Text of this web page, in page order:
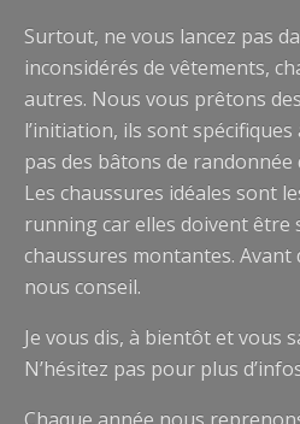
Surtout, ne vous lancez pas
inconsidérés de vêtements,
autres. Nous vous prêtons
l’initiation, ils sont
pas des bâtons de
Les chaussures idéales sont
running car elles doivent être
chaussures montantes. Avant
nous conseil.
Je vous dis, à bientôt et vous
N’hésitez pas pour plus